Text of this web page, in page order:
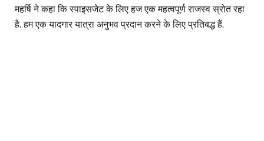
महर्षि ने कहा कि स्पाइसजेट के लिए हज एक महत्वपूर्ण राजस्व स्रोत रहा
है. हम एक यादगार यात्रा अनुभव प्रदान करने के लिए प्रतिबद्ध हैं.